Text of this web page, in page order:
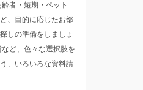
者・短期・ペット
、目的に応じたお部
しの準備をしましょ
ど、色々な選択肢を
、いろいろな資料請